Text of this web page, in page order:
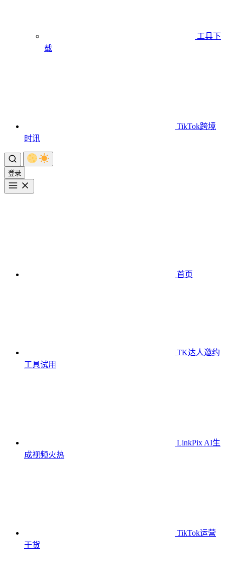
工具下
载
TikTok跨境
时讯
登录
首页
TK达人邀约
工具试用
LinkPix AI生
成视频火热
TikTok运营
干货